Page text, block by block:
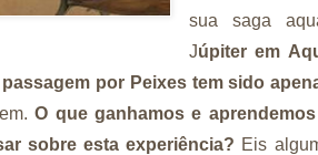
sua saga
Júpiter em
por Peixes tem sido
O que ganhamos e
sobre esta experiência? Eis